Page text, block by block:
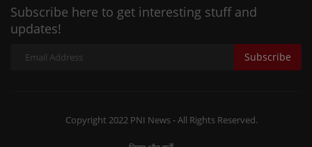
Subscribe here to get interesting stuff and
updates!
Subscribe
Copyright 2022 PNI News - All Rights Reserved.